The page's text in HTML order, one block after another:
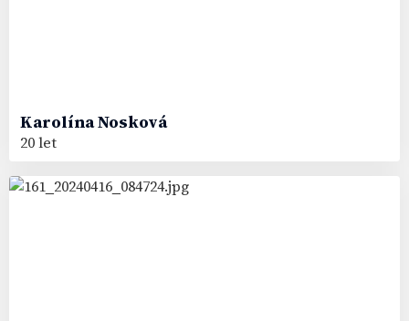
KarolínaNosková
20 let
57